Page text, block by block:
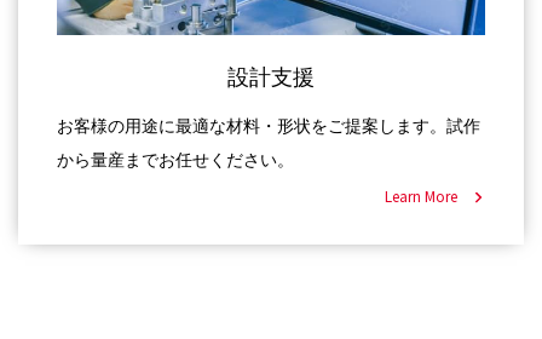
設計支援
お客様の用途に最適な材料・形状をご提案します。試作
から量産までお任せください。
Learn More